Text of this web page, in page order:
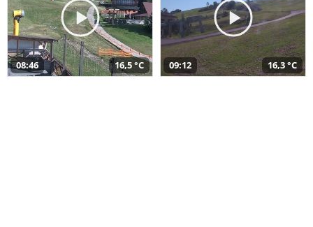
08:46 16,5 °C 09:12 16,3 °C